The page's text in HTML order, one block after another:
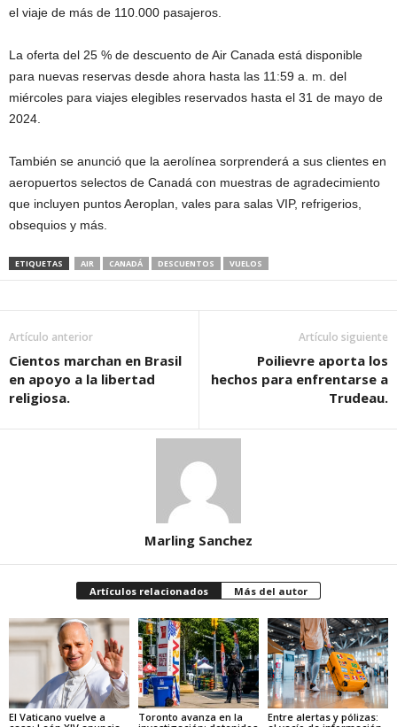
el viaje de más de 110.000 pasajeros.
La oferta del 25 % de descuento de Air Canada está disponible
para nuevas reservas desde ahora hasta las 11:59 a. m. del
miércoles para viajes elegibles reservados hasta el 31 de mayo de
2024.
También se anunció que la aerolínea sorprenderá a sus clientes en
aeropuertos selectos de Canadá con muestras de agradecimiento
que incluyen puntos Aeroplan, vales para salas VIP, refrigerios,
obsequios y más.
ETIQUETAS AIR CANADÁ DESCUENTOS VUELOS
Artículo anterior
Cientos marchan en Brasil
en apoyo a la libertad
religiosa.
Artículo siguiente
Poilievre aporta los
hechos para enfrentarse a
Trudeau.
Marling Sanchez
Artículos relacionados Más del autor
El Vaticano vuelve a
Toronto avanza en la
Entre alertas y pólizas: